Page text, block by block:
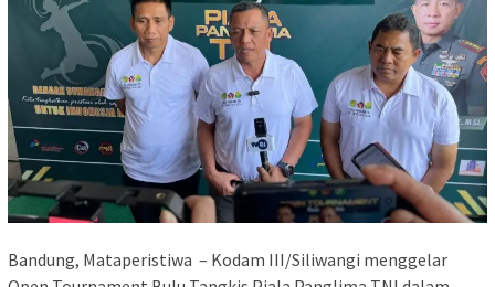
Bandung, Mataperistiwa – Kodam III/Siliwangi menggelar